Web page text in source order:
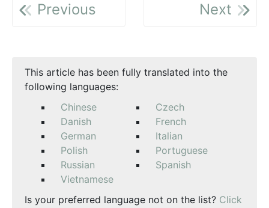
Previous Next
This article has been fully translated into the
following languages:
Chinese
Czech
Danish
French
German
Italian
Polish
Portuguese
Russian
Spanish
Vietnamese
Is your preferred language not on the list? Click